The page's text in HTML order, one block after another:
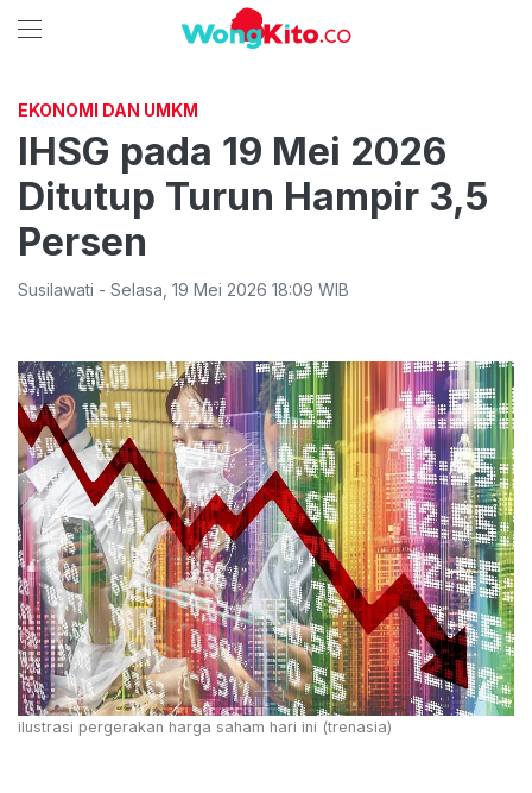
EKONOMI DAN UMKM
IHSG pada 19 Mei 2026
Ditutup Turun Hampir 3,5
Persen
Susilawati - Selasa 19 Mei 2026 18:09 WIB
ilustrasi pergerakan harga saham hari ini (trenasia)